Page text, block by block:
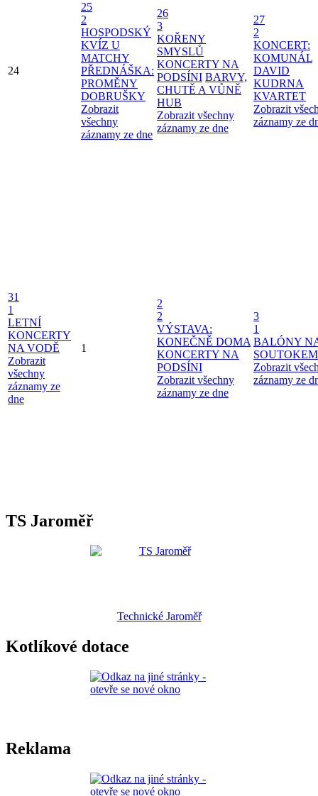
24
25
2
HOSPODSKÝ
KVÍZ U
MATCHY
PŘEDNÁŠKA:
PROMĚNY
DOBRUŠKY
Zobrazit
všechny
záznamy ze dne
26
3
KOŘENY
SMYSLŮ
KONCERTY NA
PODSÍNI BARVY,
CHUTĚ A VŮNĚ
HUB
Zobrazit všechny
záznamy ze dne
27
2
KONCERT:
KOMUNÁL
DAVID
KUDRNA
KVARTET
Zobrazit
záznamy ze
31
1
LETNÍ
KONCERTY
NA VODĚ
Zobrazit
všechny
záznamy ze
dne
1
2
2
VÝSTAVA:
KONEČNĚ DOMA
KONCERTY NA
PODSÍNI
Zobrazit všechny
záznamy ze dne
3
1
BALÓNY
SOUTOKEM
Zobrazit
záznamy ze
TS Jaroměř
Technické Jaroměř
Kotlíkové dotace
Reklama